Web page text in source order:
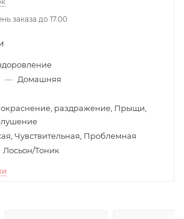
заказа до 17.00
— Домашняя
раздражение, Прыщи,
Чувствительная, Проблемная
Лосьон/Тоник